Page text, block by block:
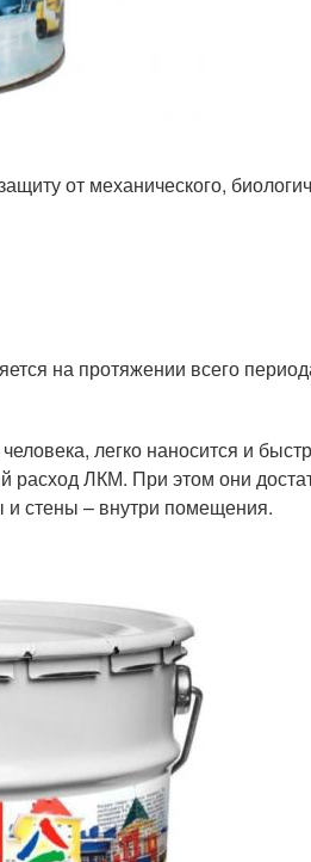
от механического,
на протяжении всего
легко наносится и
расход ЛКМ. При этом они
стены – внутри помещения.